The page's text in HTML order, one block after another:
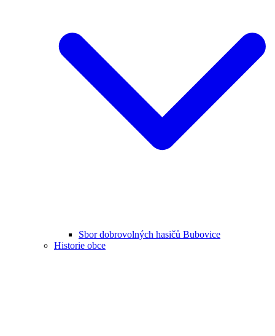
Sbor dobrovolných hasičů Bubovice
Historie obce